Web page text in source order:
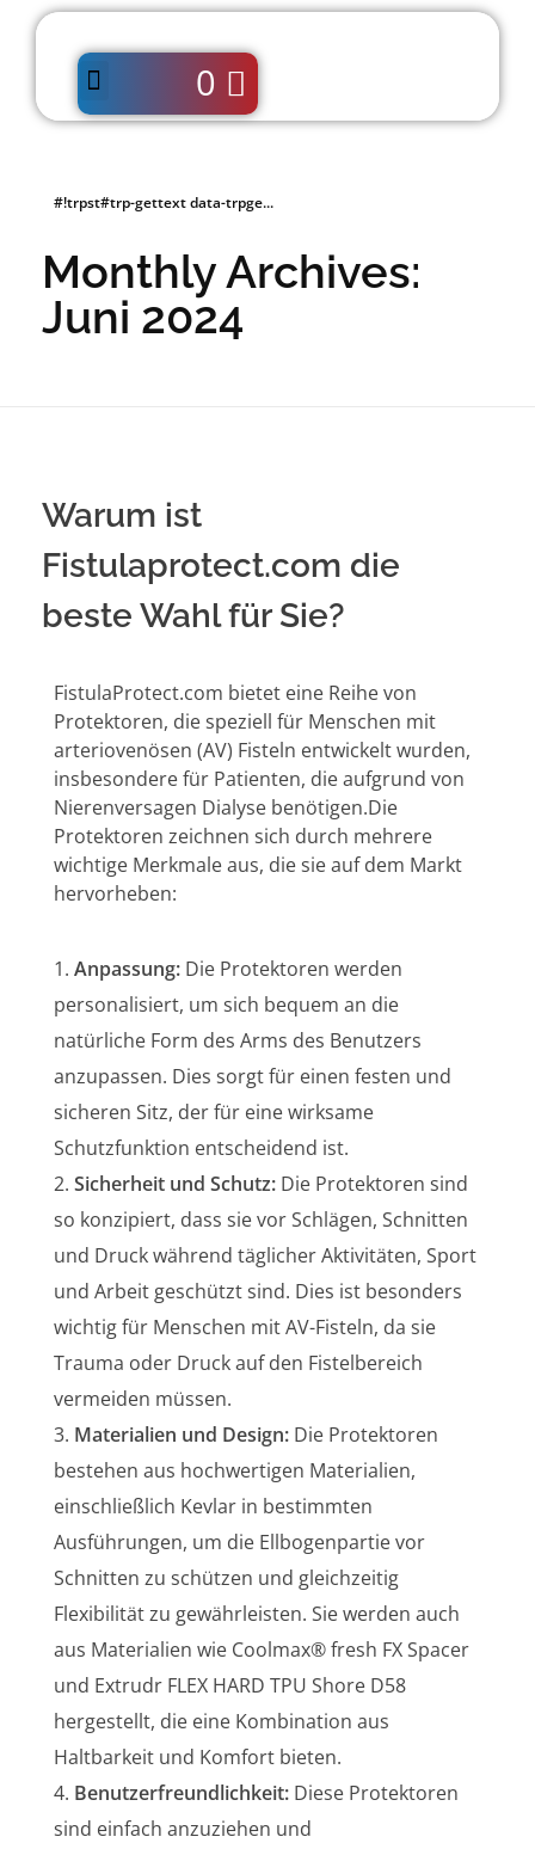
0
#!trpst#trp-gettext data-trpge...
Monthly Archives:
Juni 2024
Warum ist
Fistulaprotect.com die
beste Wahl für Sie?
FistulaProtect.com bietet eine Reihe von
Protektoren, die speziell für Menschen mit
arteriovenösen (AV) Fisteln entwickelt wurden,
insbesondere für Patienten, die aufgrund von
Nierenversagen Dialyse benötigen.Die
Protektoren zeichnen sich durch mehrere
wichtige Merkmale aus, die sie auf dem Markt
hervorheben:
Anpassung: Die Protektoren werden
personalisiert, um sich bequem an die
natürliche Form des Arms des Benutzers
anzupassen. Dies sorgt für einen festen und
sicheren Sitz, der für eine wirksame
Schutzfunktion entscheidend ist.
Sicherheit und Schutz: Die Protektoren sind
so konzipiert, dass sie vor Schlägen, Schnitten
und Druck während täglicher Aktivitäten, Sport
und Arbeit geschützt sind. Dies ist besonders
wichtig für Menschen mit AV-Fisteln, da sie
Trauma oder Druck auf den Fistelbereich
vermeiden müssen.
Materialien und Design: Die Protektoren
bestehen aus hochwertigen Materialien,
einschließlich Kevlar in bestimmten
Ausführungen, um die Ellbogenpartie vor
Schnitten zu schützen und gleichzeitig
Flexibilität zu gewährleisten. Sie werden auch
aus Materialien wie Coolmax® fresh FX Spacer
und Extrudr FLEX HARD TPU Shore D58
hergestellt, die eine Kombination aus
Haltbarkeit und Komfort bieten.
Benutzerfreundlichkeit: Diese Protektoren
sind einfach anzuziehen und